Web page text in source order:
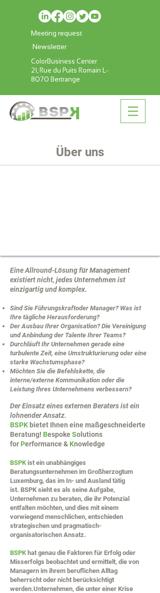
Meeting request
Newsletter
ColorBusiness Center
21, Rue du Puits Romain L-
8070 Bertrange
Über uns
Eine Allround-Lösung für Management
existiert nicht, jedes Unternehmen ist
einzigartig und komplex.
Sind Sie Führungskraftoder Manager? Was ist
Ihre tägliche Herausforderung?
Der Ausbau Ihrer Organisation? Die Vereinigung
und Anbindung der Talente Ihrer Teams?
Durchläuft Ihr Unternehmen gerade eine
turbulente Zeit, eine Umstrukturierung oder eine
starke Wachstumsphase?
Möchten Sie die Befehlskette, die
interne/externe Kommunikation oder die
Leistung Ihres Unternehmens verbessern?
Der Einsatz eines externen Beraters ist ein
lohnender Ansatz.
BSPK bietet Ihnen eine maßgeschneiderte
Beratung! BespokeSolutions
for Performance & Knowledge
BSPK ist ein unabhängiges
Beratungsunternehmen im Großherzogtum
Luxemburg, das im In- und Ausland tätig
ist. BSPK sieht es als seine Aufgabe,
Unternehmen zu beraten, die ihr Potenzial
entfalten möchten, und dies mit einem
vorwiegend menschlichen, entschieden
strategischen und pragmatisch-
organisatorischen Ansatz.
BSPK hat genau die Faktoren für Erfolg oder
Misserfolgs beobachtet und ermittelt, die von
Managern im ihrem beruflichen Alltag
beherrscht oder nicht berücksichtigt
werden.Unternehmen, die unter einer Krise